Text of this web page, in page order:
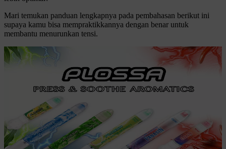
Mari temukan panduan lengkapnya pada pembahasan berikut ini
supaya kamu bisa mempraktikkannya dengan benar untuk
membantu menurunkan tensi.